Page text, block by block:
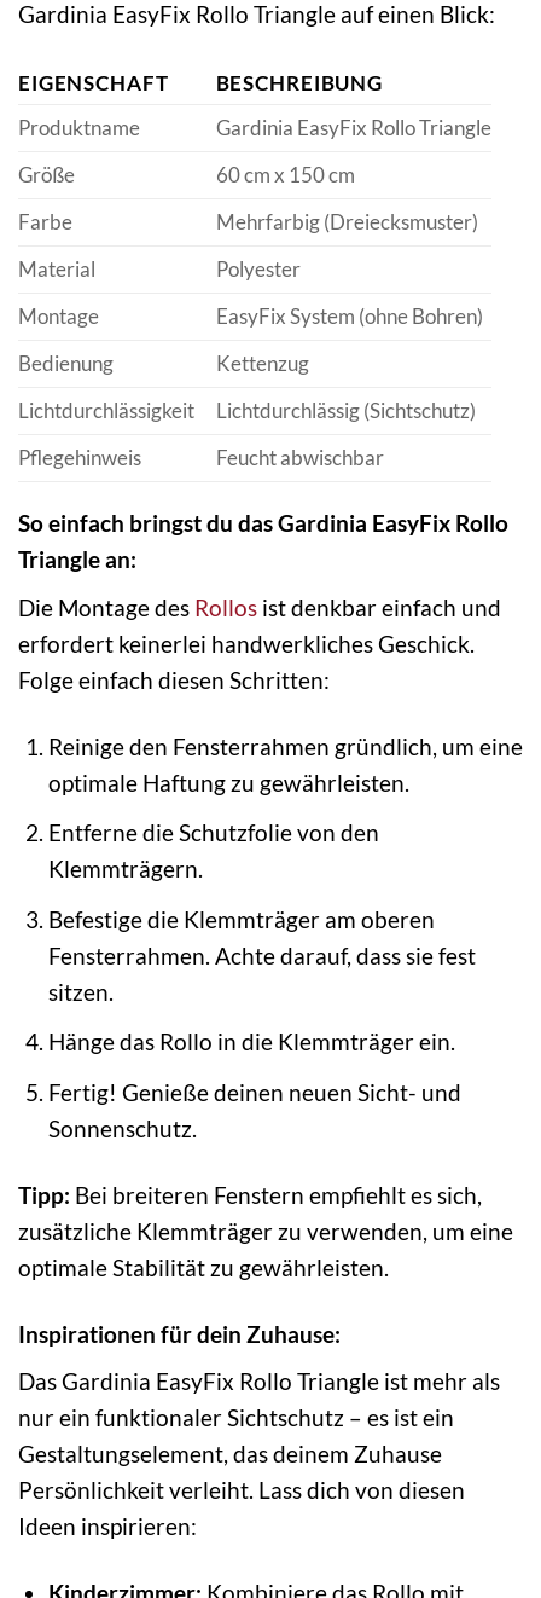
Gardinia EasyFix Rollo Triangle auf einen Blick:
EIGENSCHAFT
BESCHREIBUNG
Produktname
Gardinia EasyFix Rollo Triangle
Größe
60 cm x 150 cm
Farbe
Mehrfarbig (Dreiecksmuster)
Material
Polyester
Montage
EasyFix System (ohne Bohren)
Bedienung
Kettenzug
Lichtdurchlässigkeit
Lichtdurchlässig (Sichtschutz)
Pflegehinweis
Feucht abwischbar
So einfach bringst du das Gardinia EasyFix Rollo
Triangle an:
Die Montage des Rollos ist denkbar einfach und
erfordert keinerlei handwerkliches Geschick.
Folge einfach diesen Schritten:
Reinige den Fensterrahmen gründlich, um eine
optimale Haftung zu gewährleisten.
Entferne die Schutzfolie von den
Klemmträgern.
Befestige die Klemmträger am oberen
Fensterrahmen. Achte darauf, dass sie fest
sitzen.
Hänge das Rollo in die Klemmträger ein.
Fertig! Genieße deinen neuen Sicht- und
Sonnenschutz.
Tipp: Bei breiteren Fenstern empfiehlt es sich,
zusätzliche Klemmträger zu verwenden, um eine
optimale Stabilität zu gewährleisten.
Inspirationen für dein Zuhause:
Das Gardinia EasyFix Rollo Triangle ist mehr als
nur ein funktionaler Sichtschutz – es ist ein
Gestaltungselement, das deinem Zuhause
Persönlichkeit verleiht. Lass dich von diesen
Ideen inspirieren: